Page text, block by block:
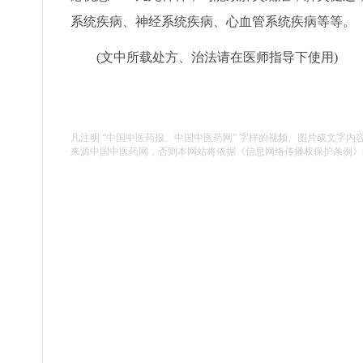
系统疾病、神经系统疾病、心血管系统疾病等等。
(文中所载处方、治法请在医师指导下使用)
凡注明 “中国中医药报、中国中医药网” 字样的视频、图片或文字
来源中国中医药网，否则本网站将依据《信息网络传播权保护条例